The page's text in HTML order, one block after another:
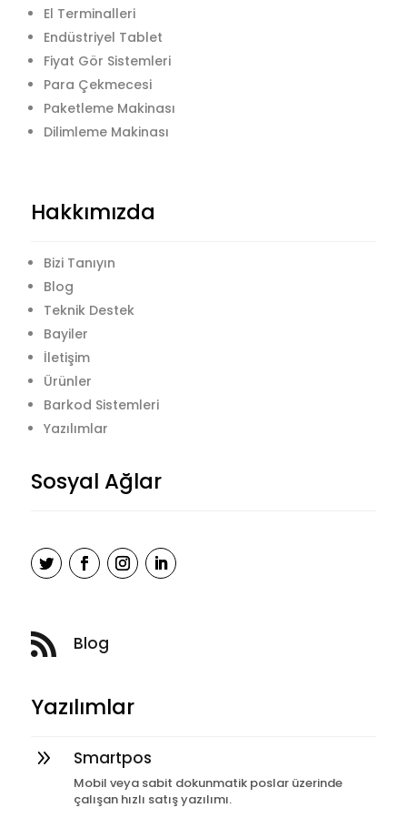
El Terminalleri
Endüstriyel Tablet
Fiyat Gör Sistemleri
Para Çekmecesi
Paketleme Makinası
Dilimleme Makinası
Hakkımızda
Bizi Tanıyın
Blog
Teknik Destek
Bayiler
İletişim
Ürünler
Barkod Sistemleri
Yazılımlar
Sosyal Ağlar
 Blog
Yazılımlar
9 Smartpos
Mobil veya sabit dokunmatik poslar üzerinde
çalışan hızlı satış yazılımı.